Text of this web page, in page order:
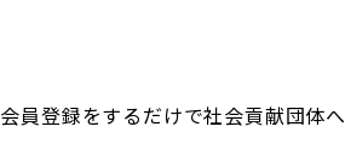
会員登録をするだけで社会貢献団体へ